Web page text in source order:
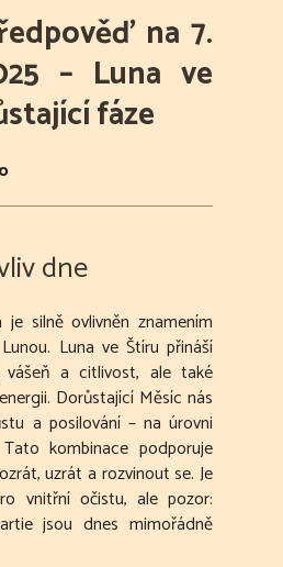
na 7.
– Luna ve
fáze
dne
je silně ovlivněn znamením
Luna ve Štíru přináší
vášeň a citlivost, ale také
Dorůstající Měsíc nás
a posilování – na úrovni
kombinace podporuje
uzrát a rozvinout se. Je
vnitřní očistu, ale pozor:
jsou dnes mimořádně